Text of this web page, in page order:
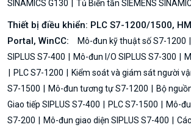
SINAMICS G130
Tủ Biến tần SIEMENS
Thiết bị điều khiển: PLC S7-1200/1500,
Portal, WinCC:
Mô-đun kỹ thuật số S7-1200
SIPLUS S7-400
Mô-đun I/O SIPLUS S7-300
PLC S7-1200
Kiểm soát và giám sát người
S7-1500
Mô-đun tương tự S7-1200
Bộ
Giao tiếp SIPLUS S7-400
PLC S7-1500
Mô-
S7-200
Mô-đun giao diện SIPLUS S7-400